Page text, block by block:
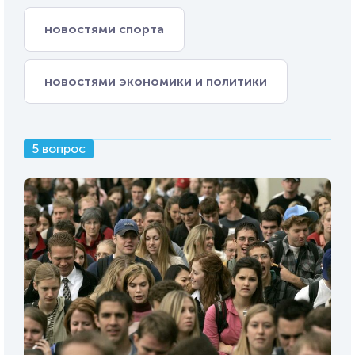
новостями спорта
новостями экономики и политики
5 вопрос